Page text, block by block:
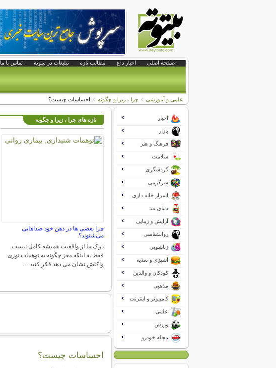
صفحه اصلی اخبار داغ مطالب تازه تبلیغات در بیتوته تماس با ما
علمی و آموزشی چرا ، زیرا و چگونه احساسات چیست؟
تازه های چرا ، زیرا و چگونه
چرا بعضی ها در ذهن خود صداهایی
می‌شنوند؟
درک ما از واقعیت همیشه کامل نیست.
فقط به اینکه مغز چگونه به توهمات نوری
واکنش نشان می دهد فکر کنید.…
احساسات چیست؟
اخبار
بازار
فرهنگ و هنر
سلامت
گردشگری
سرگرمی
اسرار خانه داری
دنیای مد
آرایش و زیبایی
روانشناسی
زناشویی
آشپزی و تغذیه
کودکان و والدین
مذهبی
کامپیوتر و اینترنت
علمی
ورزش
مجله خودرو